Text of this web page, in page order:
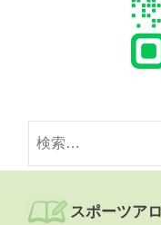
索:
スポーツア